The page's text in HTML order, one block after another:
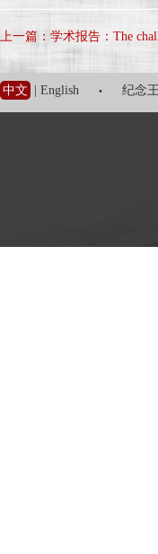
上一篇：学术报告：The
中文 English · 纪念